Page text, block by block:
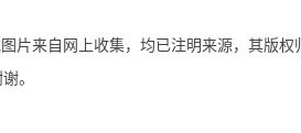
片来自网上收集，均已注明来源，其版
。